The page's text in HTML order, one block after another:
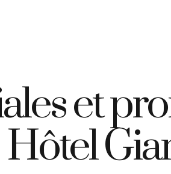
et
Hôtel